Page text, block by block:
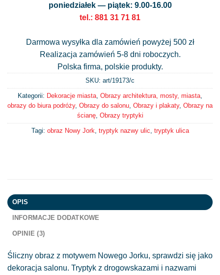
poniedziałek — piątek: 9.00-16.00
tel.: 881 31 71 81
Darmowa wysyłka dla zamówień powyżej 500 zł
Realizacja zamówień 5-8 dni roboczych.
Polska firma, polskie produkty.
SKU: art/19173/c
Kategorii: Dekoracje miasta Obrazy architektura, mosty, miasta
obrazy do biura podróży, Obrazy do salonu Obrazy i plakaty, Obrazy na
ścianę, Obrazy tryptyki
Tagi: obraz Nowy Jork tryptyk nazwy ulic tryptyk ulica
OPIS
INFORMACJE DODATKOWE
OPINIE (3)
Śliczny obraz z motywem Nowego Jorku, sprawdzi się jako
dekoracja salonu. Tryptyk z drogowskazami i nazwami